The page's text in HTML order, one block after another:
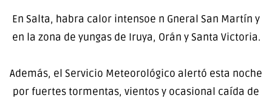
En Salta, habra calor intensoe n Gneral San Martín y
en la zona de yungas de Iruya, Orán y Santa Victoria.
Además, el Servicio Meteorológico alertó esta noche
por fuertes tormentas, vientos y ocasional caída de